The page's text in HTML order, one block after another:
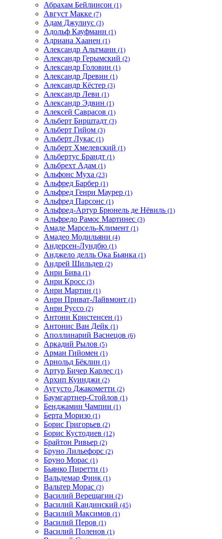
Абрахам Бейлинсон (1)
Август Макке (7)
Адам Джулиус (3)
Адольф Кауфманн (1)
Адриана Хаанен (1)
Александр Альтманн (1)
Александр Герымский (2)
Александр Головин (1)
Александр Древин (1)
Александр Кёстер (3)
Александр Леви (1)
Александр Эдвин (1)
Алексей Саврасов (1)
Альберт Бирштадт (3)
Альберт Гийом (3)
Альберт Лукас (1)
Альберт Хмелевский (1)
Альбертус Брандт (1)
Альбрехт Адам (1)
Альфонс Муха (23)
Альфред Барбер (1)
Альфред Генри Маурер (1)
Альфред Парсонс (1)
Альфред-Артур Брюнель де Нёвиль (1)
Альфредо Рамос Мартинес (3)
Амаде Марсель-Климент (1)
Амадео Модильяни (4)
Андерсен-Лундбю (1)
Анджело делль Ока Бьянка (1)
Андрей Шильдер (2)
Анри Бива (1)
Анри Кросс (3)
Анри Мартин (1)
Анри Приват-Лайвмонт (1)
Анри Руссо (2)
Антони Кристенсен (1)
Антонис Ван Дейк (1)
Аполлинарий Васнецов (6)
Аркадий Рылов (5)
Арман Гийомен (1)
Арнольд Бёклин (1)
Артур Бичер Карлес (1)
Архип Куинджи (2)
Аугусто Джакометти (2)
Баумгартнер-Стойлов (1)
Бенджамин Чампни (1)
Берта Моризо (1)
Борис Григорьев (2)
Борис Кустодиев (12)
Брайтон Ривьер (2)
Бруно Лильефорс (2)
Бруно Морас (1)
Бьянко Пиретти (1)
Вальдемар Финк (1)
Вальтер Морас (3)
Василий Верещагин (2)
Василий Кандинский (45)
Василий Максимов (1)
Василий Перов (1)
Василий Поленов (1)